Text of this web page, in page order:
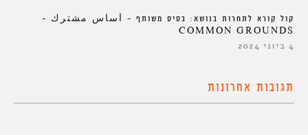
קול קורא לתחרות בנושא: בסיס משותף – أساس مشترك –
COMMON GROUNDS
4 ביוני 2024
תגובות אחרונות